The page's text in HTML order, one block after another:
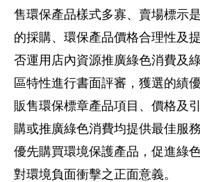
售環保產品樣式多寡、賣場標示
的採購、環保產品價格合理性及
否運用店內資源推廣綠色消費及
區特性進行書面評審，獲選的績
販售環保標章產品項目、價格及
購或推廣綠色消費均提供最佳服
優先購買環境保護產品，促進綠
對環境負面衝擊之正面意義。